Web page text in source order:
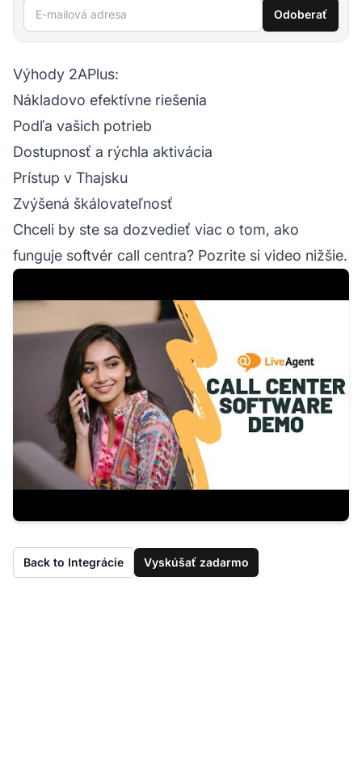
E-mailová adresa Odoberať
Výhody 2APlus:
Nákladovo efektívne riešenia
Podľa vašich potrieb
Dostupnosť a rýchla aktivácia
Prístup v Thajsku
Zvýšená škálovateľnosť
Chceli by ste sa dozvedieť viac o tom, ako
funguje softvér call centra? Pozrite si video nižšie.
Back to Integrácie Vyskúšať zadarmo